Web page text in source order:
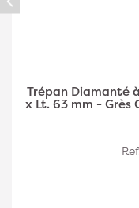
Trépan Diamanté
x Lt. 63 mm -